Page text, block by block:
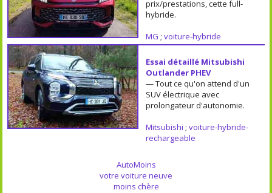
prix/prestations, cette full-
hybride.
MG ; voiture-hybride
Essai détaillé Mitsubishi
Outlander PHEV
— Tout ce qu'on attend d'un
SUV électrique avec
prolongateur d'autonomie.
Mitsubishi ; voiture-hybride-
rechargeable
AutoMoins
votre voiture neuve
moins chère